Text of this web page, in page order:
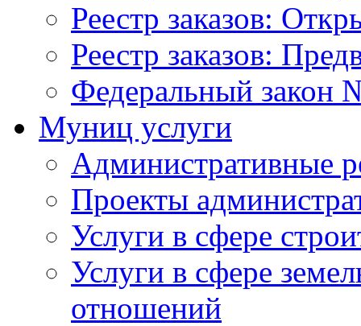
Реестр заказов:
Реестр заказов:
Федеральный закон
Муниц услуги
Административные
Проекты
Услуги в сфере
Услуги в сфере
отношений